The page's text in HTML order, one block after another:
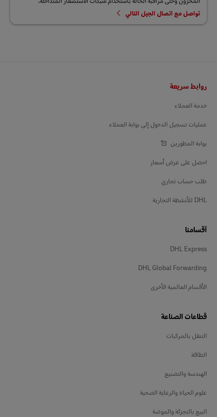
تواصل مع اتصال الجيل التالي
روابط سريعة
خدمة العملاء
عمليات تسجيل الدخول إلى بوابة العملاء
بوابة المطورين
احصل على عرض أسعار
طلب حساب تجاري
DHL للأنشطة التجارية
أقسامنا
DHL Express
DHL Global Forwarding
الأقسام العالمية الأخرى
قطاعات الصناعة
التنقل بالمركبات
الطاقة
الهندسة والتصنيع
علوم الحياة والرعاية الصحية
البيع بالتجزئة والموضة